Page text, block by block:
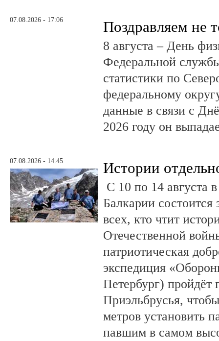
07.08.2026 - 17:06 Поздравляем не
8 августа – День
Федеральной
статистики по
федеральному
данные в связи с
2026 году он
07.08.2026 - 14:45 Истории
С 10 по 14 августа
Балкарии состоится
всех, кто чтит
Отечественной
патриотическая
экспедиция
Петербург) пройдёт
Приэльбрусья,
метров установить
павшим в самом